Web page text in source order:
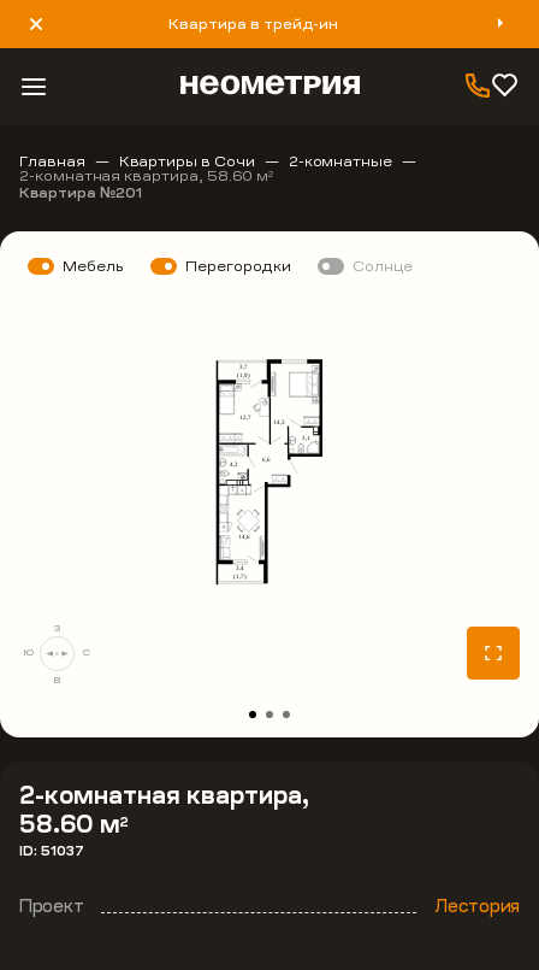
Квартира в трейд-ин
8 800 777 40 93
Главная Квартиры в Сочи 2-комнатные
2-комнатная квартира, 58.60 м2
Квартира №201
2-комнатная квартира,
58.60 м2
ID: 51037
Проект Лестория
Мебель Перегородки Солнце
С
В
Ю
З